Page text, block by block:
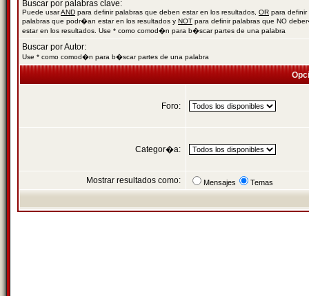
Buscar por palabras clave:
Puede usarAND para definir palabras que deben estar en los resultados, OR para definir
palabras que podr�an estar en los resultados y NOT para definir palabras que NO
estar en los resultados. Use * como comod�n para b�scar partes de una palabra
Buscar por Autor:
Use * como comod�n para b�scar partes de una palabra
Foro:
Categor�a:
Mostrar resultados como: Mensajes Temas